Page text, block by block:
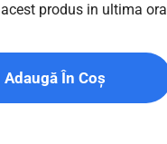
produs in ultima ora
Adaugă În Coș